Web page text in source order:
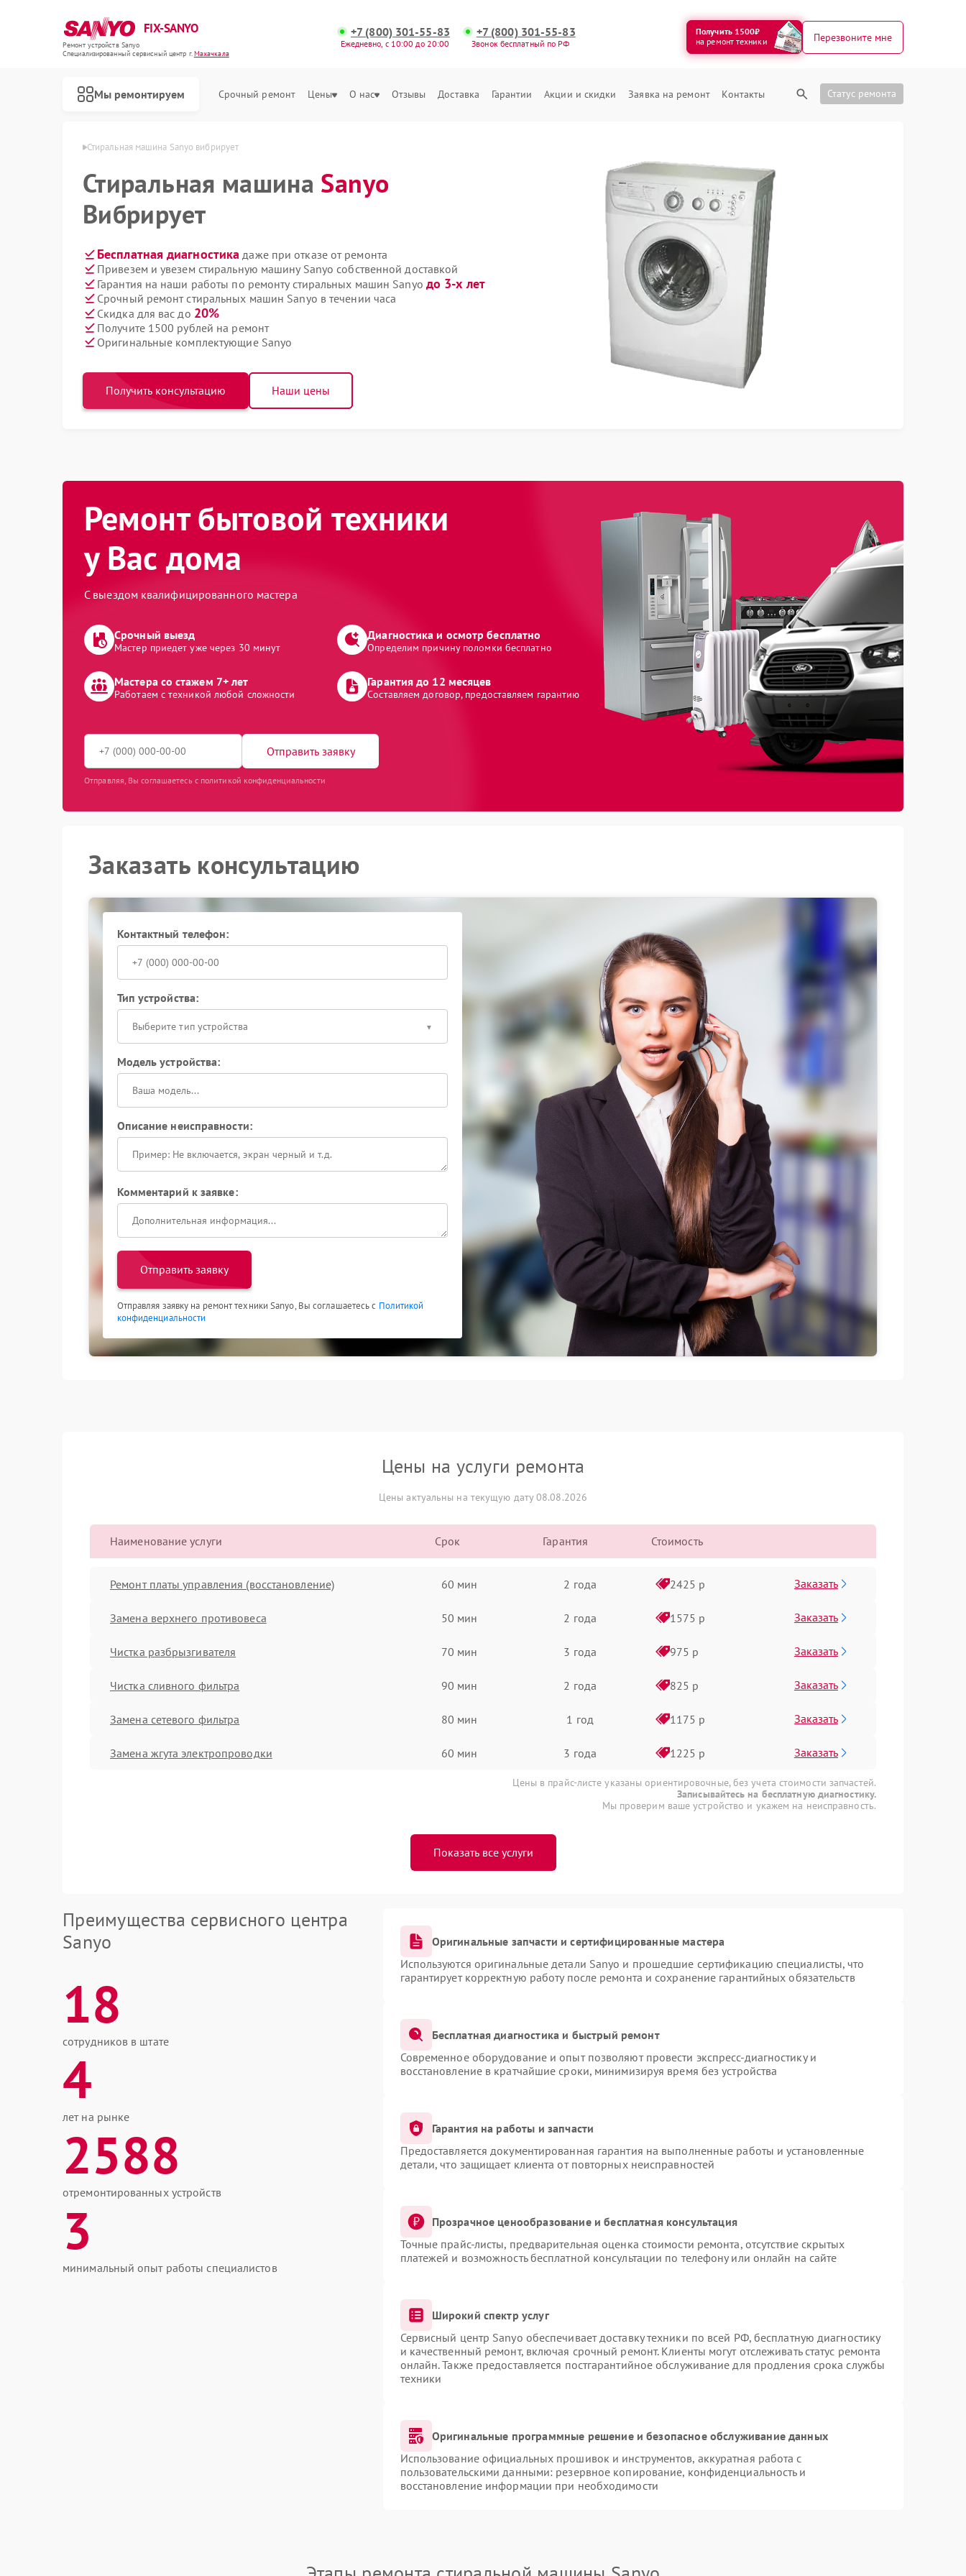
FIX-SANYO
Ремонт устройств Sanyo
Специализированный cервисный центр г.Махачкала
+7 (800) 301-55-83
Ежедневно, с 10:00 до 20:00
+7 (800) 301-55-83
Звонок бесплатный по РФ
Получить 1500₽
на ремонт техники
Перезвоните мне
Мы ремонтируем Срочный ремонт Цены О нас Отзывы Доставка Гарантии Акции и скидки Заявка на ремонт Контакты Статус ремонта
Стиральная машина Sanyo вибрирует
Стиральная машина Sanyo
Вибрирует
Бесплатная диагностика даже при отказе от ремонта
Привезем и увезем стиральную машину Sanyo собственной доставкой
Гарантия на наши работы по ремонту стиральных машин Sanyo до 3-х лет
Срочный ремонт стиральных машин Sanyo в течении часа
Скидка для вас до 20%
Получите 1500 рублей на ремонт
Оригинальные комплектующие Sanyo
Получить консультацию Наши цены
Ремонт бытовой техники
у Вас дома
С выездом квалифицированного мастера
Срочный выезд
Мастер приедет уже через 30 минут
Диагностика и осмотр бесплатно
Определим причину поломки бесплатно
Мастера со стажем 7+ лет
Работаем с техникой любой сложности
Гарантия до 12 месяцев
Составляем договор, предоставляем гарантию
Отправить заявку
Отправляя, Вы соглашаетесь с политикой конфиденциальности
Заказать консультацию
Контактный телефон:
Тип устройства:
Выберите тип устройства
Модель устройства:
Описание неисправности:
Комментарий к заявке:
Отправить заявку
Отправляя заявку на ремонт техники Sanyo, Вы соглашаетесь с Политикой
конфиденциальности
Цены на услуги ремонта
Цены актуальны на текущую дату 08.08.2026
Наименование услуги Срок Гарантия Стоимость
Ремонт платы управления (восстановление) 60 мин 2 года 2425 р Заказать
Замена верхнего противовеса 50 мин 2 года 1575 р Заказать
Чистка разбрызгивателя 70 мин 3 года 975 р Заказать
Чистка сливного фильтра 90 мин 2 года 825 р Заказать
Замена сетевого фильтра 80 мин 1 год 1175 р Заказать
Замена жгута электропроводки 60 мин 3 года 1225 р Заказать
Цены в прайс-листе указаны ориентировочные, без учета стоимости запчастей.
Записывайтесь на бесплатную диагностику.
Мы проверим ваше устройство и укажем на неисправность.
Показать все услуги
Преимущества сервисного центра
Sanyo
18
сотрудников в штате
4
лет на рынке
2588
отремонтированных устройств
3
минимальный опыт работы специалистов
Оригинальные запчасти и сертифицированные мастера
Используются оригинальные детали Sanyo и прошедшие сертификацию специалисты, что
гарантирует корректную работу после ремонта и сохранение гарантийных обязательств
Бесплатная диагностика и быстрый ремонт
Современное оборудование и опыт позволяют провести экспресс-диагностику и
восстановление в кратчайшие сроки, минимизируя время без устройства
Гарантия на работы и запчасти
Предоставляется документированная гарантия на выполненные работы и установленные
детали, что защищает клиента от повторных неисправностей
Прозрачное ценообразование и бесплатная консультация
Точные прайс-листы, предварительная оценка стоимости ремонта, отсутствие скрытых
платежей и возможность бесплатной консультации по телефону или онлайн на сайте
Широкий спектр услуг
Сервисный центр Sanyo обеспечивает доставку техники по всей РФ, бесплатную диагностику
и качественный ремонт, включая срочный ремонт. Клиенты могут отслеживать статус ремонта
онлайн. Также предоставляется постгарантийное обслуживание для продления срока службы
техники
Оригинальные программные решение и безопасное обслуживание данных
Использование официальных прошивок и инструментов, аккуратная работа с
пользовательскими данными: резервное копирование, конфиденциальность и
восстановление информации при необходимости